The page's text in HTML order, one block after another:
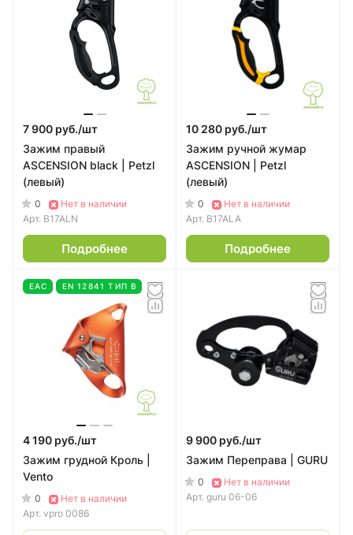
7 900 руб./шт
Зажим правый
ASCENSION black | Petzl
(левый)
0
Нет в наличии
Арт. B17ALN
Подробнее
10 280 руб./шт
Зажим ручной жумар
ASCENSION | Petzl
(левый)
0
Нет в наличии
Арт. B17ALA
Подробнее
EAC EN 12841 ТИП В
4 190 руб./шт
Зажим грудной Кроль |
Vento
0
Нет в наличии
Арт. vpro 0086
9 900 руб./шт
Зажим Переправа | GURU
0
Нет в наличии
Арт. guru 06-06